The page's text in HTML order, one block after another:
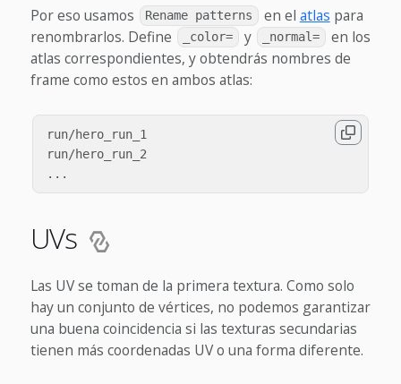
Por eso usamos Rename patterns en el atlas para
renombrarlos. Define
_color= y _normal=
en los
atlas correspondientes, y obtendrás nombres de
frame como estos en ambos atlas:
run/hero_run_1
run/hero_run_2
UVs
Las UV se toman de la primera textura. Como solo
hay un conjunto de vértices, no podemos garantizar
una buena coincidencia si las texturas secundarias
tienen más coordenadas UV o una forma diferente.